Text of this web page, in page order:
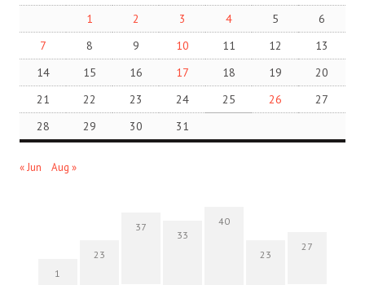
1
2 3 4 5
6
7
8 9 10 11 12
13
14
15 16 17 18 19
20
21
22 23 24 25 26
27
28
29 30 31
« Jun Aug »
1
23
37
33
40
23
27